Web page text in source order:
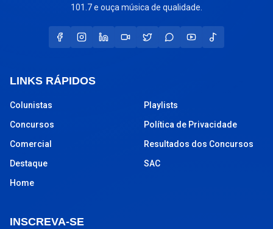
101.7 e ouça música de qualidade.
LINKS RÁPIDOS
Colunistas
Concursos
Comercial
Destaque
Home
Playlists
Política de Privacidade
Resultados dos Concursos
SAC
INSCREVA-SE